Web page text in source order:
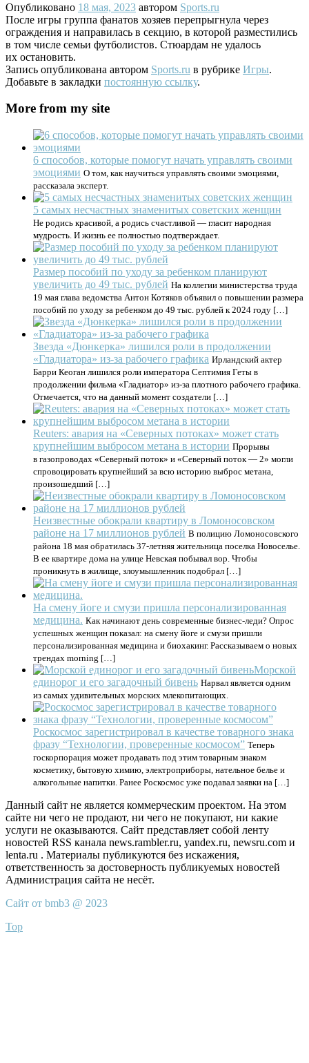
Опубликовано 18 мая, 2023 автором Sports.ru
После игры группа фанатов хозяев перепрыгнула через
ограждения и направилась в секцию, в которой разместились
в том числе семьи футболистов. Стюардам не удалось
их остановить.
Запись опубликована автором Sports.ru в рубрике Игры.
Добавьте в закладки постоянную ссылку.
More from my site
6 способов, которые помогут начать управлять своими
эмоциями О том, как научиться управлять своими эмоциями,
рассказала эксперт.
5 самых несчастных знаменитых советских женщин
Не родись красивой, а родись счастливой — гласит народная
мудрость. И жизнь ее полностью подтверждает.
Размер пособий по уходу за ребенком планируют
увеличить до 49 тыс. рублей На коллегии министерства труда
19 мая глава ведомства Антон Котяков объявил о повышении размера
пособий по уходу за ребенком до 49 тыс. рублей к 2024 году […]
Звезда «Дюнкерка» лишился роли в продолжении
«Гладиатора» из-за рабочего графика Ирландский актер
Барри Кеоган лишился роли императора Септимия Геты в
продолжении фильма «Гладиатор» из-за плотного рабочего графика.
Отмечается, что на данный момент создатели […]
Reuters: авария на «Северных потоках» может стать
крупнейшим выбросом метана в истории Прорывы
в газопроводах «Северный поток» и «Северный поток — 2» могли
спровоцировать крупнейший за всю историю выброс метана,
произошедший […]
Неизвестные обокрали квартиру в Ломоносовском
районе на 17 миллионов рублей В полицию Ломоносовского
района 18 мая обратилась 37-летняя жительница поселка Новоселье.
В ее квартире дома на улице Невская побывал вор. Чтобы
проникнуть в жилище, злоумышленник подобрал […]
На смену йоге и смузи пришла персонализированная
медицина. Как начинают день современные бизнес-леди? Опрос
успешных женщин показал: на смену йоге и смузи пришли
персонализированная медицина и биохакинг. Рассказываем о новых
трендах morning […]
Морской
единорог и его загадочный бивень Нарвал является одним
из самых удивительных морских млекопитающих.
Роскосмос зарегистрировал в качестве товарного знака
фразу “Технологии, проверенные космосом” Теперь
госкорпорация может продавать под этим товарным знаком
косметику, бытовую химию, электроприборы, нательное белье и
алкогольные напитки. Ранее Роскосмос уже подавал заявки на […]
Данный сайт не является коммерческим проектом. На этом
сайте ни чего не продают, ни чего не покупают, ни какие
услуги не оказываются. Сайт представляет собой ленту
новостей RSS канала news.rambler.ru, yandex.ru, newsru.com и
lenta.ru . Материалы публикуются без искажения,
ответственность за достоверность публикуемых новостей
Администрация сайта не несёт.
Сайт от bmb3 @ 2023
Top